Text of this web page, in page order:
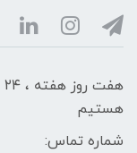
هستیم
شماره تماس: